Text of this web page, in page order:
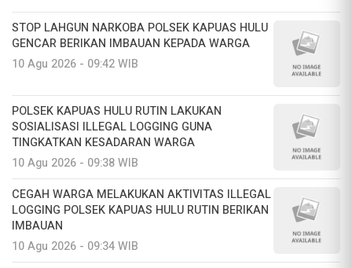
STOP LAHGUN NARKOBA POLSEK KAPUAS HULU
GENCAR BERIKAN IMBAUAN KEPADA WARGA
10 Agu 2026 - 09:42 WIB
POLSEK KAPUAS HULU RUTIN LAKUKAN
SOSIALISASI ILLEGAL LOGGING GUNA
TINGKATKAN KESADARAN WARGA
10 Agu 2026 - 09:38 WIB
CEGAH WARGA MELAKUKAN AKTIVITAS ILLEGAL
LOGGING POLSEK KAPUAS HULU RUTIN BERIKAN
IMBAUAN
10 Agu 2026 - 09:34 WIB